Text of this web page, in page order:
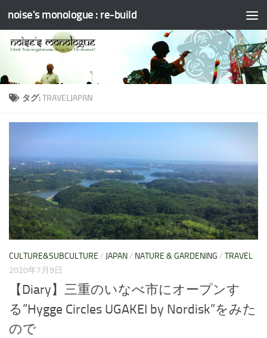
コンテンツへスキップ
noise's monologue : re-build
タグ:TRAVELJAPAN
CULTURE&SUBCULTURE / JAPAN/ NATURE & GARDENING / TRAVEL
2020年7月9日
【Diary】三重のいなべ市にオープンす
る”Hygge Circles UGAKEI by Nordisk”をみた
ので